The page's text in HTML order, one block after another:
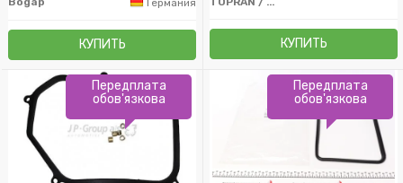
КУПИТЬ КУПИТЬ
Передплата
обов'язкова
Передплата
обов'язкова